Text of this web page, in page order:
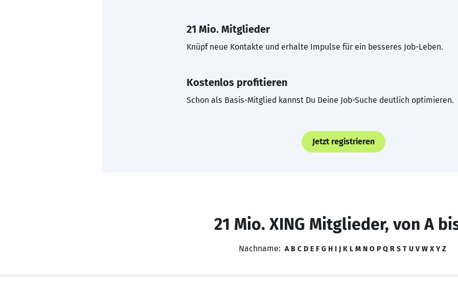
21 Mio. Mitglieder
Knüpf neue Kontakte und erhalte Impulse für ein besseres Job-Leben.
Kostenlos profitieren
Schon als Basis-Mitglied kannst Du Deine Job-Suche deutlich optimieren.
Jetzt registrieren
21 Mio. XING Mitglieder, von A
Nachname: A B C D E F G H I J K L M N O P Q R S T U V W X Y Z